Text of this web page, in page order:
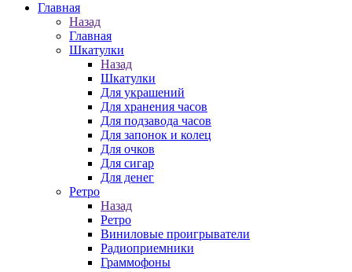
Главная
Назад
Главная
Шкатулки
Назад
Шкатулки
Для украшений
Для хранения часов
Для подзавода часов
Для запонок и колец
Для очков
Для сигар
Для денег
Ретро
Назад
Ретро
Виниловые проигрыватели
Радиоприемники
Граммофоны